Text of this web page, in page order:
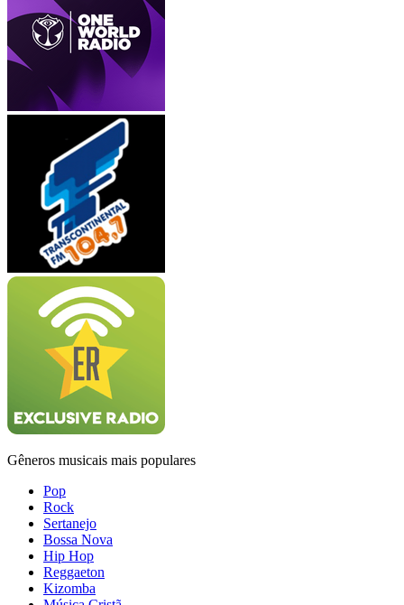
Gêneros musicais mais populares
Pop
Rock
Sertanejo
Bossa Nova
Hip Hop
Reggaeton
Kizomba